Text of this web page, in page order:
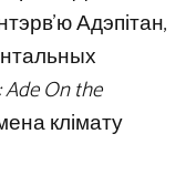
Адэпітан,
On the
клімату